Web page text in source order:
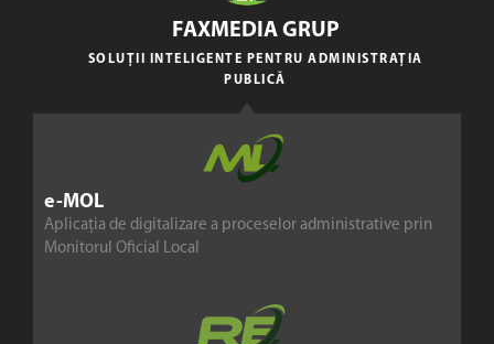
e-MOL
Aplicația de digitalizare a proceselor administrative prin
Monitorul Oficial Local
FAXMEDIA GRUP
SOLUȚII INTELIGENTE PENTRU ADMINISTRAȚIA
PUBLICĂ